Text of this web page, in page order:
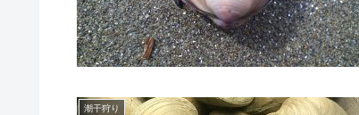
潮干狩り